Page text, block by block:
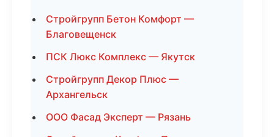
Стройгрупп Бетон Комфорт —
Благовещенск
ПСК Люкс Комплекс — Якутск
Стройгрупп Декор Плюс —
Архангельск
ООО Фасад Эксперт — Рязань